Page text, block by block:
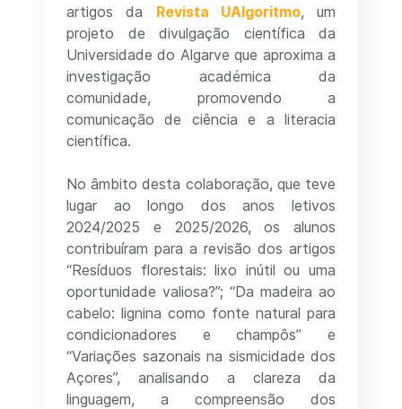
artigos da Revista UAlgoritmo, um
projeto de divulgação científica da
Universidade do Algarve que aproxima a
investigação académica da
comunidade, promovendo a
comunicação de ciência e a literacia
científica.
No âmbito desta colaboração, que teve
lugar ao longo dos anos letivos
2024/2025 e 2025/2026, os alunos
contribuíram para a revisão dos artigos
“Resíduos florestais: lixo inútil ou uma
oportunidade valiosa?”; “Da madeira ao
cabelo: lignina como fonte natural para
condicionadores e champôs” e
“Variações sazonais na sismicidade dos
Açores”, analisando a clareza da
linguagem, a compreensão dos